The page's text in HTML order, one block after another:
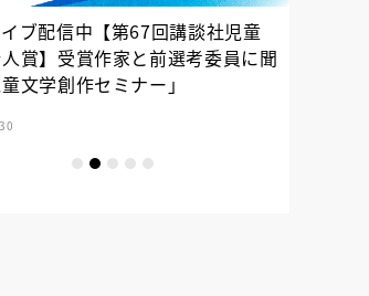
ブ配信中【第67回講談社児童
賞】受賞作家と前選考委員に聞
文学創作セミナー」